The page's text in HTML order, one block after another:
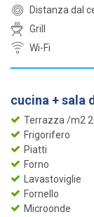
Distanza dal
Grill
Wi-Fi
cucina + sala
Terrazza /m2
Frigorifero
Piatti
Forno
Lavastoviglie
Fornello
Microonde